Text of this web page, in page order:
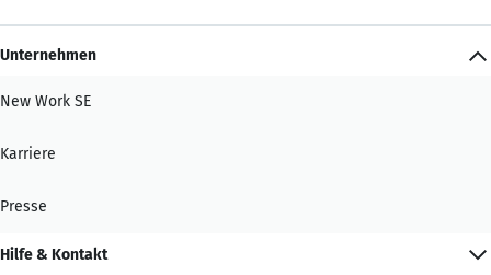
Unternehmen
New Work SE
Karriere
Presse
Hilfe & Kontakt